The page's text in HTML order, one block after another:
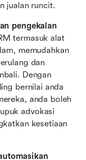
jualan runcit.
pengekalan
termasuk alat
memudahkan
dan
Dengan
bernilai anda
anda boleh
advokasi
kesetiaan